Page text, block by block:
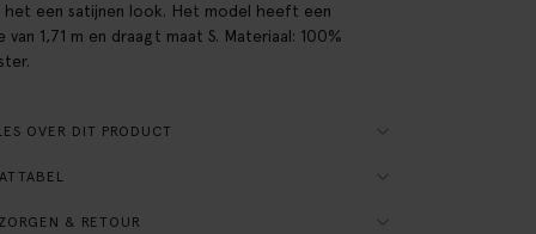
een satijnen look. Het model heeft een
van 1,71 m en draagt maat S. Materiaal: 100%
OVER DIT PRODUCT
& RETOUR